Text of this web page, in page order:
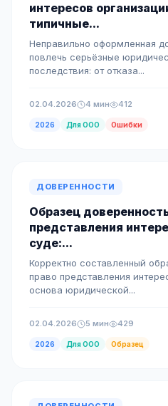
интересов
типичные...
Неправильно оформленная
повлечь серьёзные
последствия: от отказа...
02.04.2026 4 мин 412
2026 Для ООО Ошибки
ДОВЕРЕННОСТИ
Образец
представления
суде:...
Корректно составленный
право представления
основа юридической...
02.04.2026 5 мин 429
2026 Для ООО Образец